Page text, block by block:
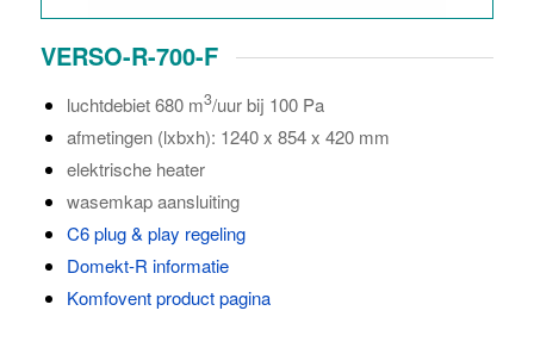
VERSO-R-700-F
luchtdebiet 680 m3/uur bij 100 Pa
afmetingen (lxbxh): 1240 x 854 x 420 mm
elektrische heater
wasemkap aansluiting
C6 plug & play regeling
Domekt-R informatie
Komfovent product pagina